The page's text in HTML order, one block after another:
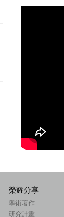
榮耀分享
學術著作
研究計畫